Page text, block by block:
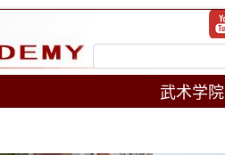
武术学院